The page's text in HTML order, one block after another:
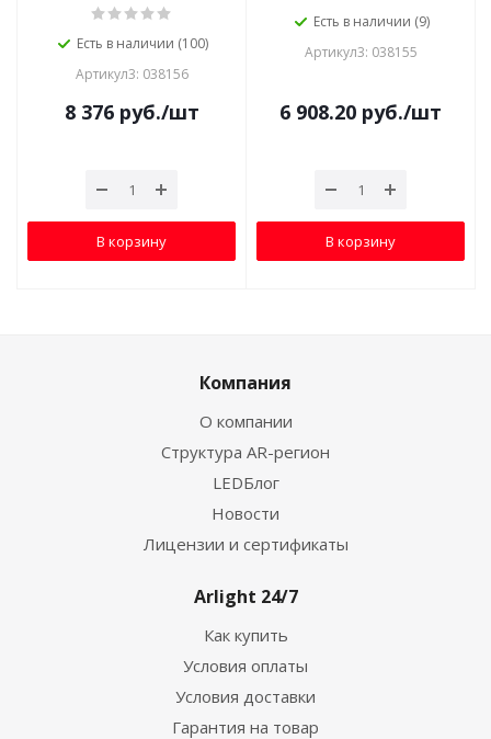
Есть в наличии (100)
Артикул3: 038156
8 376руб./шт
В корзину
Есть в наличии (9)
Артикул3: 038155
6 908.20 руб./шт
В корзину
Компания
О компании
Структура AR-регион
LEDБлог
Новости
Лицензии и сертификаты
Arlight 24/7
Как купить
Условия оплаты
Условия доставки
Гарантия на товар